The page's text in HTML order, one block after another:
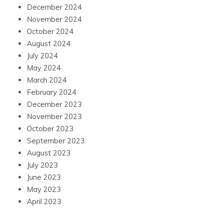
December 2024
November 2024
October 2024
August 2024
July 2024
May 2024
March 2024
February 2024
December 2023
November 2023
October 2023
September 2023
August 2023
July 2023
June 2023
May 2023
April 2023